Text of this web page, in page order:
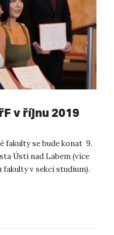
v říjnu 2019
fakulty se bude konat 9.
Ústí nad Labem (více
v sekci studium).